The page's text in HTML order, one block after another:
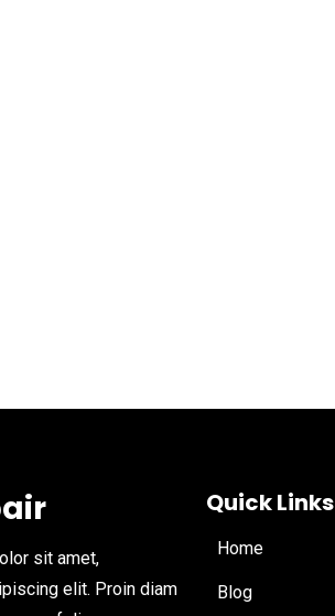
sit amet,
elit. Proin diam
Quick Links
Home
Blog